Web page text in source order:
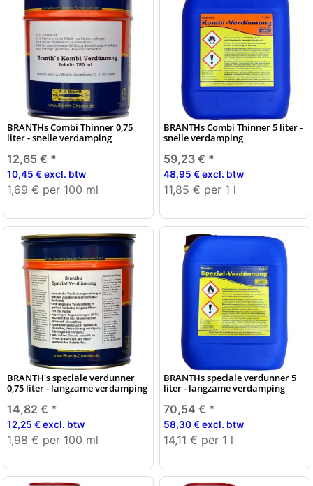
BRANTHs Combi Thinner 0,75
liter - snelle verdamping
12,65 € *
10,45 € excl. btw
1,69 € per 100 ml
BRANTHs Combi Thinner 5 liter -
snelle verdamping
59,23 € *
48,95 € excl. btw
11,85 € per 1 l
BRANTH's speciale verdunner
0,75 liter - langzame verdamping
14,82 € *
12,25 € excl. btw
1,98 € per 100 ml
BRANTHs speciale verdunner 5
liter - langzame verdamping
70,54 € *
58,30 € excl. btw
14,11 € per 1 l